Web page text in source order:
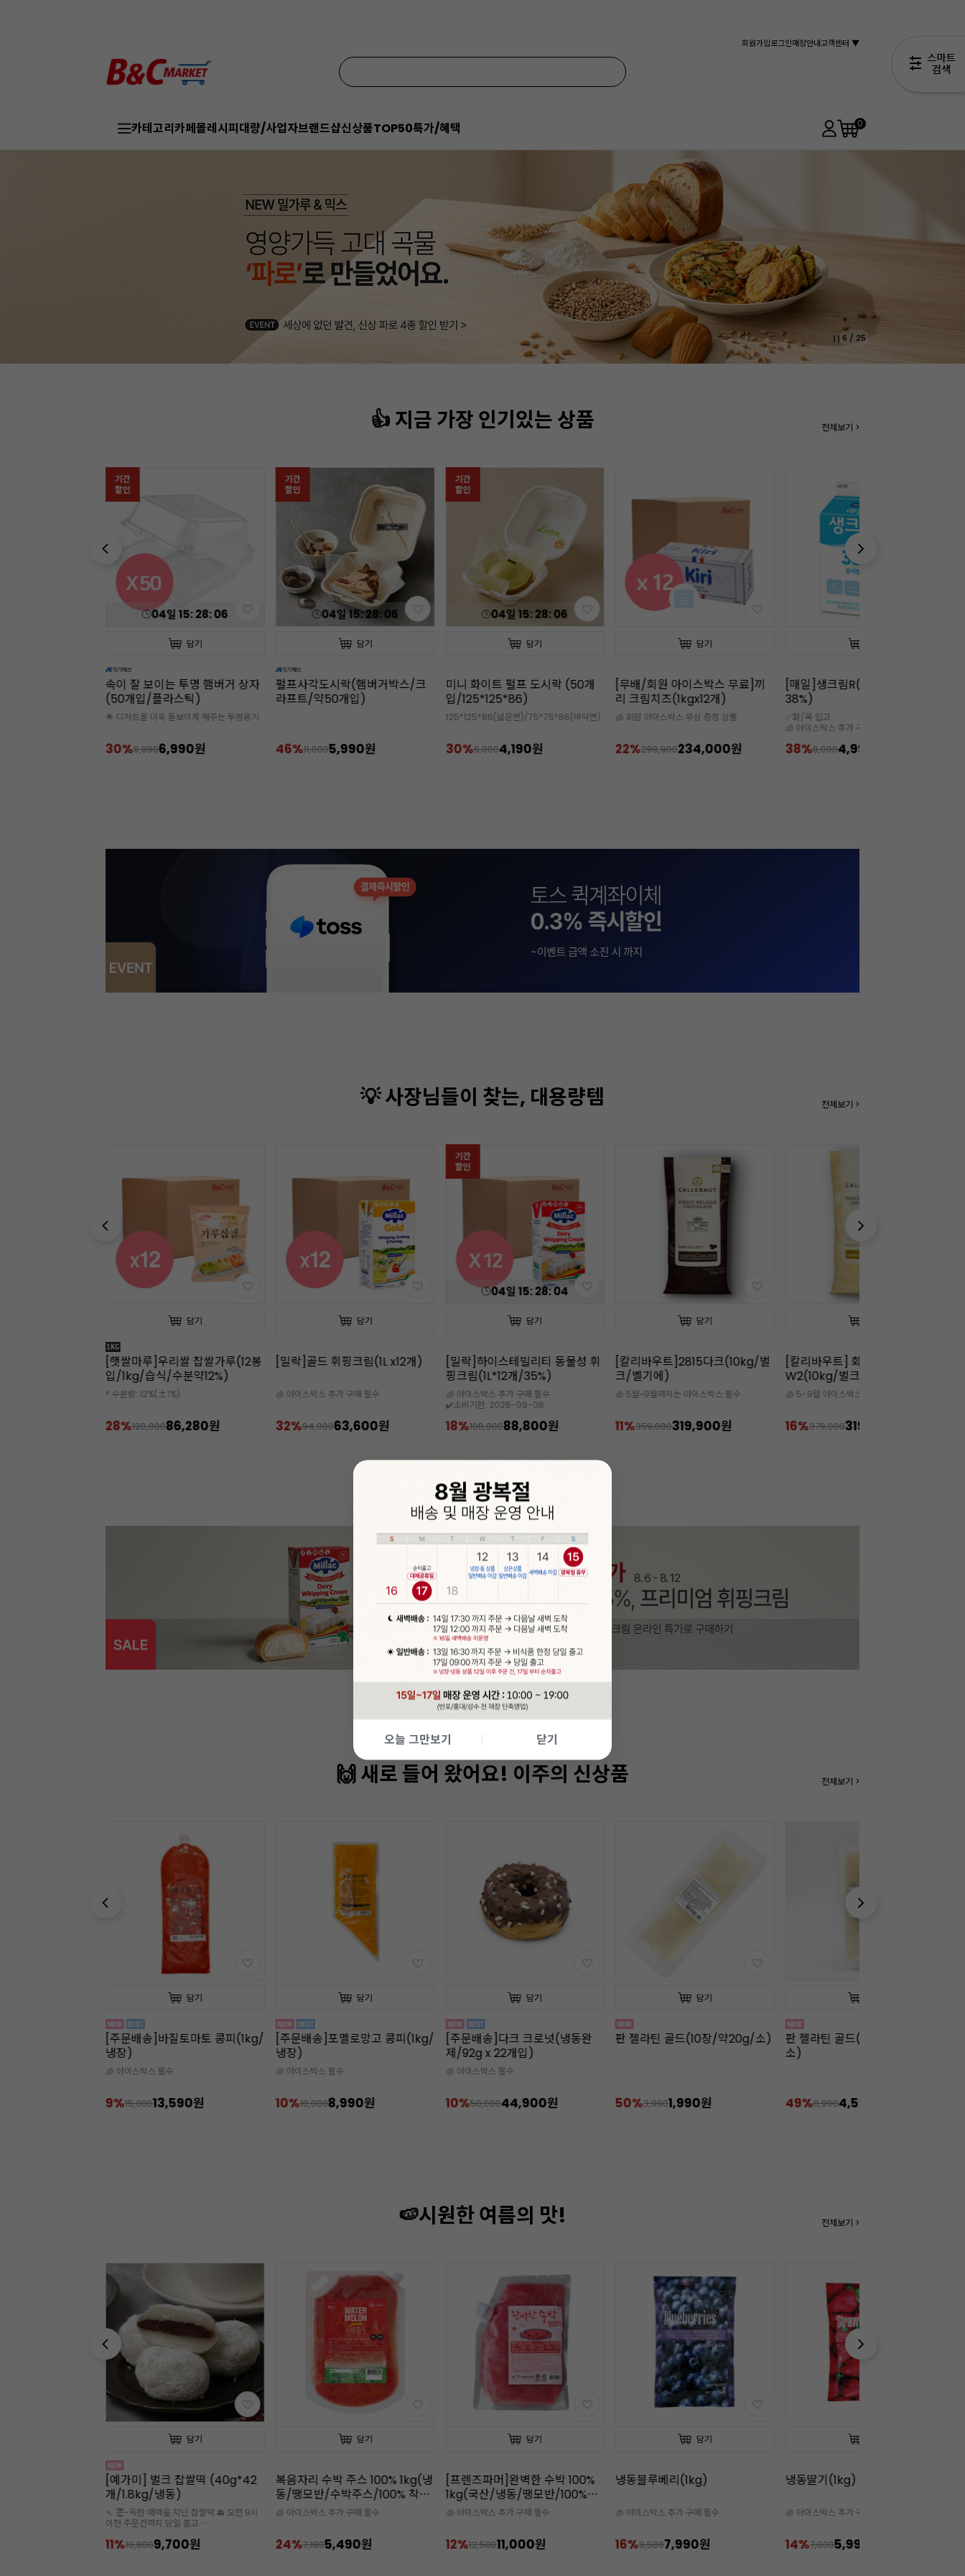
오늘 그만보기 닫기
회원가입로그인매장안내고객센터 ▼
카테고리카페몰레시피대량/사업자브랜드샵신상품TOP50특가/혜택 0
7 / 25
👍 지금 가장 인기있는 상품 전체보기 >
기간
할인
04일 15:28:04
담기
속이 잘 보이는 투명 햄버거 상자
(50개입/플라스틱)
🌟 디저트를 더욱 돋보이게 해주는 투명용기
30%9,9906,990원
기간
할인
04일15:28: 04
담기
펄프사각도시락(햄버거박스/크
라프트/약50개입)
46%11,0005,990원
기간
할인
04일 15:28:04
담기
미니 화이트 펄프 도시락 (50개
입/125*125*86)
125*125*86(넓은면)/75*75*86(바닥면)
30%6,0004,190원
담기
[무배/회원 아이스박스 무료]끼
리 크림치즈(1kgx12개)
🧊 회원 아이스박스 무상 증정 상품
22%299,900234,000원
[매일]생크림R(500ml/유지방
38%)
✅화/목 입고
🧊 아이스박스 추가 구매 필수
38%8,0004,990원
💡 사장님들이 찾는, 대용량템 전체보기 >
담기
[햇쌀마루]우리쌀 찹쌀가루(12봉
입/1kg/습식/수분약12%)
* 수분량: 12%(±1%)
28%120,00086,280원
담기
[밀락]골드 휘핑크림(1L x12개)
🧊 아이스박스 추가 구매 필수
32%94,00063,600원
기간
할인
04일15:28:02
담기
[밀락]하이스테빌리티 동물성 휘
핑크림(1L*12개/35%)
🧊 아이스박스 추가 구매 필수
✔️소비기한: 2026-09-08
18%108,00088,800원
담기
[칼리바우트]2815다크(10kg/벌
크/벨기에)
🧊 5월~9월까지는 아이스박스 필수
11%359,000319,900원
[칼리바우트] 화이트초콜릿
W2(10kg/벌크/벨기에)
🧊 5-9월 아이스박스 구매 필수
16%379,000319,200원
🙌 새로 들어 왔어요! 이주의 신상품 전체보기 >
담기
[주문배송]바질토마토 콩피(1kg/
냉장)
🧊 아이스박스 필수
9%15,00013,590원
담기
[주문배송]포멜로망고 콩피(1kg/
냉장)
🧊 아이스박스 필수
10%10,0008,990원
담기
[주문배송]다크 크로넛(냉동완
제/92g x 22개입)
🧊 아이스박스 필수
10%50,00044,900원
담기
판 젤라틴 골드(10장/약20g/소)
50%3,9901,990원
판 젤라틴 골드(50장/약100g/
소)
49%8,9904,590원
🍉시원한 여름의 맛! 전체보기 >
담기
[예가미] 벌크 찹쌀떡 (40g*42
개/1.8kg/냉동)
🍡 쫀-득한 매력을 지닌 찹쌀떡 🚘 오전 9시
이전 주문건까지 당일 출고
11%10,9009,700원
담기
복음자리 수박 주스 100% 1kg(냉
동/땡모반/수박주스/100% 착
즙)
🧊 아이스박스 추가 구매 필수
24%7,1905,490원
담기
[프렌즈파머]완벽한 수박 100%
1kg(국산/냉동/땡모반/100%착
즙)
🧊 아이스박스 추가 구매 필수
12%12,50011,000원
담기
냉동블루베리(1kg)
🧊 아이스박스 추가 구매 필수
16%9,5007,990원
냉동딸기(1kg)
🧊 아이스박스 추가 구매 필수
14%7,0005,990원